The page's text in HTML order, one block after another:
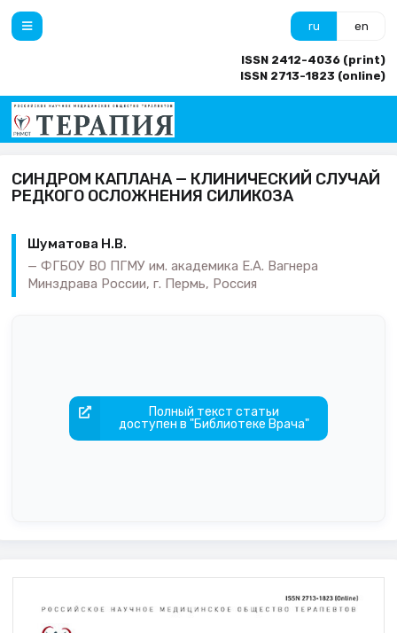
ru en
ISSN 2412-4036 (print)
ISSN 2713-1823 (online)
СИНДРОМ КАПЛАНА — КЛИНИЧЕСКИЙ СЛУЧАЙ
РЕДКОГО ОСЛОЖНЕНИЯ СИЛИКОЗА
Шуматова Н.В.
ФГБОУ ВО ПГМУ им. академика Е.А. Вагнера
Минздрава России, г. Пермь, Россия
Полный текст статьи
доступен в "Библиотеке Врача"